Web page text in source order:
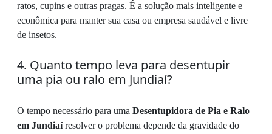
ratos, cupins e outras pragas. É a solução mais inteligente e
econômica para manter sua casa ou empresa saudável e livre
de insetos.
4. Quanto tempo leva para desentupir
uma pia ou ralo em Jundiaí?
O tempo necessário para uma Desentupidora de Pia e Ralo
em Jundiaíresolver o problema depende da gravidade do